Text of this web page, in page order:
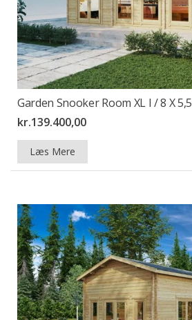
Garden Snooker Room XL I / 8 X
kr.139.400,00
Læs Mere